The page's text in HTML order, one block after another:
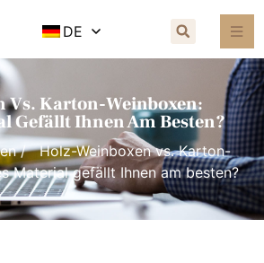
DE
Vs. Karton-Weinboxen:
Gefällt Ihnen Am Besten?
/ Holz-Weinboxen vs. Karton-
Material gefällt Ihnen am besten?